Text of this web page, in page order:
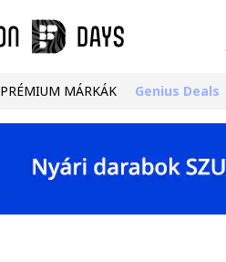
PRÉMIUM MÁRKÁK Genius Deals